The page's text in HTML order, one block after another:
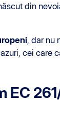
din
, dar
cei care
EC